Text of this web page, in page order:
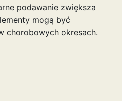
podawanie zwiększa
mogą być
chorobowych okresach.